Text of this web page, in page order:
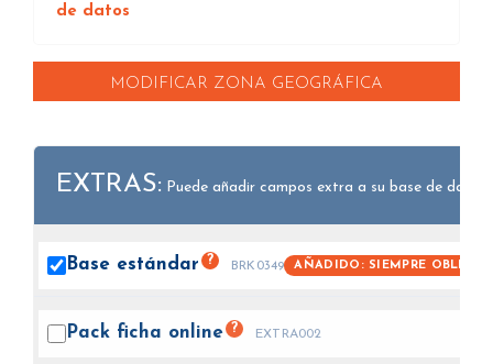
de datos
MODIFICAR ZONA GEOGRÁFICA
EXTRAS: Puede añadir campos extra a su base de datos.
Base estándar ? BRK0349 AÑADIDO: SIEMPRE
Pack ficha online ? EXTRA002